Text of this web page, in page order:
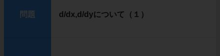
問題 d/dx,d/dyについて（１）